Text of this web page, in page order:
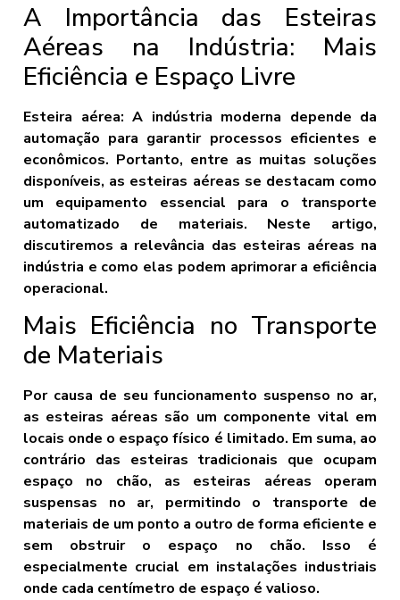
A Importância das Esteiras
Aéreas na Indústria: Mais
Eficiência e Espaço Livre
Esteira aérea: A indústria moderna depende da
automação para garantir processos eficientes e
econômicos. Portanto, entre as muitas soluções
disponíveis, as esteiras aéreas se destacam como
um equipamento essencial para o transporte
automatizado de materiais. Neste artigo,
discutiremos a relevância das esteiras aéreas na
indústria e como elas podem aprimorar a eficiência
operacional.
Mais Eficiência no Transporte
de Materiais
Por causa de seu funcionamento suspenso no ar,
as esteiras aéreas são um componente vital em
locais onde o espaço físico é limitado. Em suma, ao
contrário das esteiras tradicionais que ocupam
espaço no chão, as esteiras aéreas operam
suspensas no ar, permitindo o transporte de
materiais de um ponto a outro de forma eficiente e
sem obstruir o espaço no chão. Isso é
especialmente crucial em instalações industriais
onde cada centímetro de espaço é valioso.